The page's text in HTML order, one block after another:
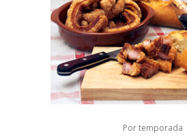
Por temporada